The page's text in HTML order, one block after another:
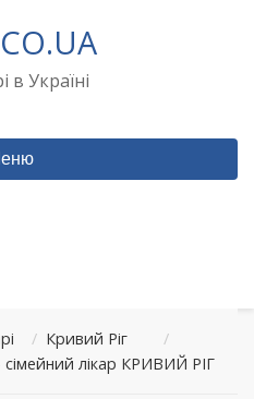
в Україні
/ Кривий Ріг
/
лікар КРИВИЙ РІГ